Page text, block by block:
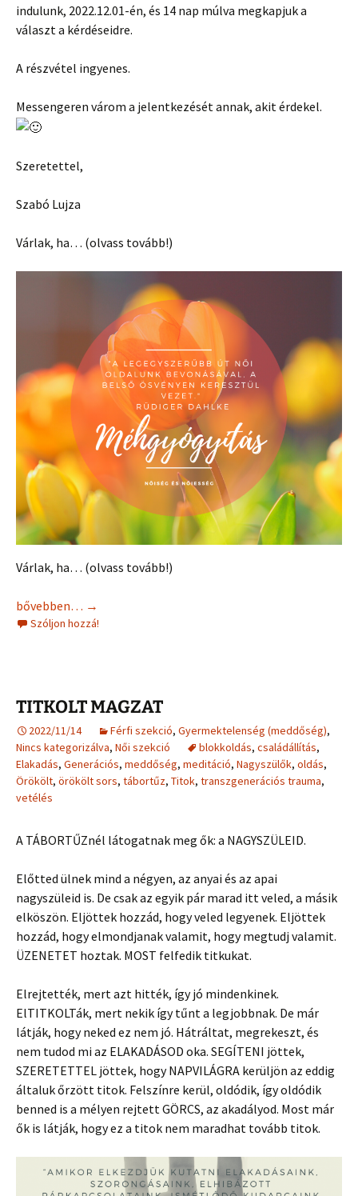
indulunk, 2022.12.01-én, és 14 nap múlva megkapjuk a
választ a kérdéseidre.
A részvétel ingyenes.
Messengeren várom a jelentkezését annak, akit érdekel.
Szeretettel,
Szabó Lujza
Várlak, ha… (olvass tovább!)
Várlak, ha… (olvass tovább!)
Méhgyógyítás online műhely
bővebben… →
Szóljon hozzá!
TITKOLT MAGZAT
2022/11/14 Férfi szekció, Gyermektelenség (meddőség),
Nincs kategorizálva, Női szekció blokkoldás, családállítás,
Elakadás, Generációs, meddőség, meditáció, Nagyszülők, oldás,
Örökölt, örökölt sors, tábortűz, Titok, transzgenerációs trauma,
vetélés
A TÁBORTŰZnél látogatnak meg ők: a NAGYSZÜLEID.
Előtted ülnek mind a négyen, az anyai és az apai
nagyszüleid is. De csak az egyik pár marad itt veled, a másik
elköszön. Eljöttek hozzád, hogy veled legyenek. Eljöttek
hozzád, hogy elmondjanak valamit, hogy megtudj valamit.
ÜZENETET hoztak. MOST felfedik titkukat.
Elrejtették, mert azt hitték, így jó mindenkinek.
ElTITKOLTák, mert nekik így tűnt a legjobbnak. De már
látják, hogy neked ez nem jó. Hátráltat, megrekeszt, és
nem tudod mi az ELAKADÁSOD oka. SEGÍTENI jöttek,
SZERETETTEL jöttek, hogy NAPVILÁGRA kerüljön az eddig
általuk őrzött titok. Felszínre kerül, oldódik, így oldódik
benned is a mélyen rejtett GÖRCS, az akadályod. Most már
ők is látják, hogy ez a titok nem maradhat tovább titok.